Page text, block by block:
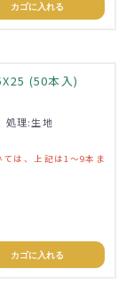
カゴに入れる
(50本入)
処理:生地
は、上記は1～9本ま
カゴに入れる